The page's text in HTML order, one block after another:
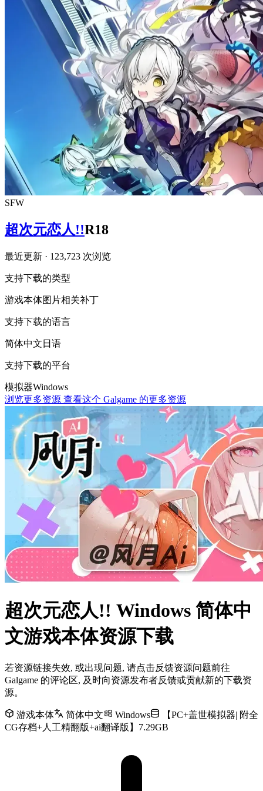
SFW
超次元恋人!!R18
最近更新 · 123,723 次浏览
支持下载的类型
游戏本体图片相关补丁
支持下载的语言
简体中文 日语
支持下载的平台
模拟器Windows
浏览更多资源 查看这个 Galgame 的更多资源
超次元恋人!! Windows 简体中
文游戏本体资源下载
若资源链接失效, 或出现问题, 请点击反馈资源问题前往
Galgame 的评论区, 及时向资源发布者反馈或贡献新的下载资
源。
游戏本体 简体中文 Windows
【PC+盖世模拟器| 附全
CG存档+人工精翻版+ai翻译版】7.29GB